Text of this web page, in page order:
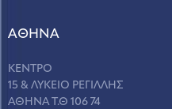
ΑΘΗΝΑ
ΚΕΝΤΡΟ
15 & ΛΥΚΕΙΟ ΡΕΓΙΛΛΗΣ
ΑΘΗΝΑ Τ.Θ 106 74